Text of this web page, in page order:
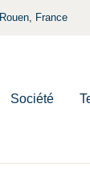
Rouen, France
Société